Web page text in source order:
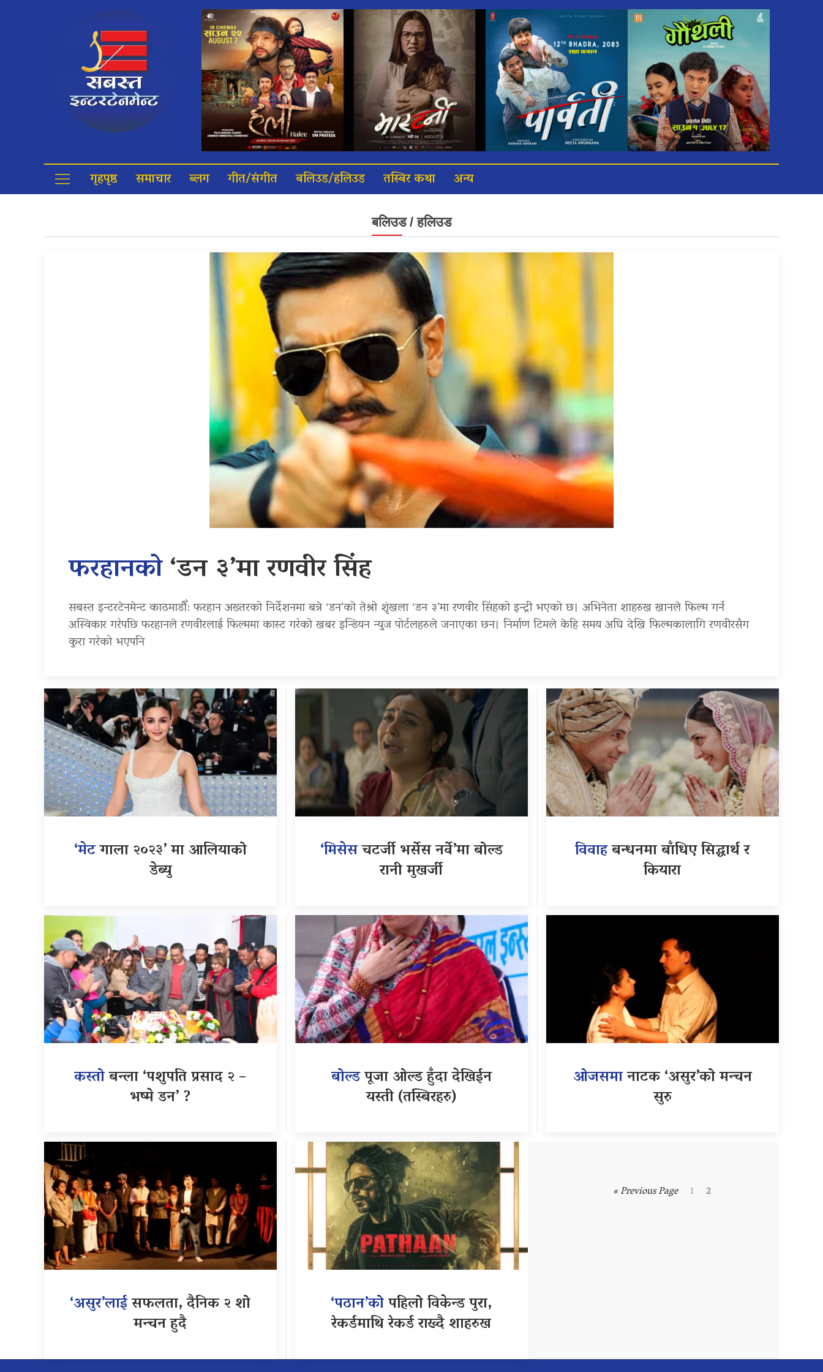
गृहपृष्ठ समाचार ब्लग गीत/संगीत बलिउड/हलिउड तस्बिर कथा अन्य
बलिउड / हलिउड
फरहानको‘डन ३’मा रणवीर सिंह
सबस्त इन्टरटेनमेन्ट काठमाडौँ: फरहान अख्तरको निर्देशनमा बन्ने ‘डन’को तेश्रो शृंखला ‘डन ३’मा रणवीर सिंहको इन्ट्री भएको छ। अभिनेता शाहरुख खानले फिल्म गर्न
अस्विकार गरेपछि फरहानले रणवीरलाई फिल्ममा कास्ट गरेको खबर इन्डियन न्युज पोर्टलहरुले जनाएका छन। निर्माण टिमले केहि समय अघि देखि फिल्मकालागि रणवीरसँग
कुरा गरेको भएपनि
‘मेटगाला २०२३’ मा आलियाको
डेब्यु
‘मिसेसचटर्जी भर्सेस नर्वे’मा बोल्ड
रानी मुखर्जी
विवाहबन्धनमा बाँधिए सिद्धार्थ र
कियारा
कस्तोबन्ला ‘पशुपति प्रसाद २ –
भष्मे डन’ ?
बोल्डपूजा ओल्ड हुँदा देखिईन
यस्ती (तस्बिरहरु)
ओजसमानाटक ‘असुर’को मन्चन
सुरु
‘असुर’लाईसफलता, दैनिक २ शो
मन्चन हुदै
‘पठान’कोपहिलो विकेन्ड पुरा,
रेकर्डमाथि रेकर्ड राख्दै शाहरुख
« Previous Page 1 2